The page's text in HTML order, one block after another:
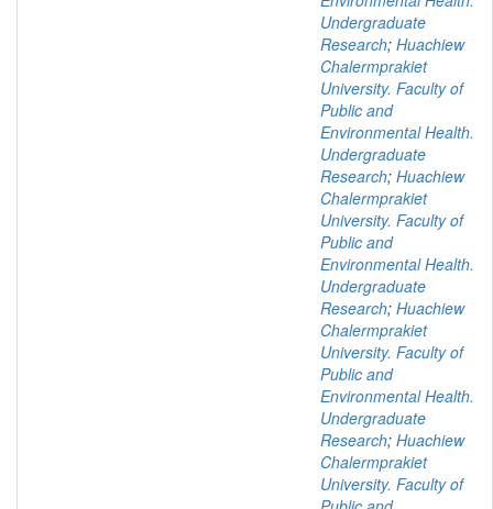
Undergraduate
Research; Huachiew
Chalermprakiet
University. Faculty of
Public and
Environmental Health.
Undergraduate
Research; Huachiew
Chalermprakiet
University. Faculty of
Public and
Environmental Health.
Undergraduate
Research; Huachiew
Chalermprakiet
University. Faculty of
Public and
Environmental Health.
Undergraduate
Research; Huachiew
Chalermprakiet
University. Faculty of